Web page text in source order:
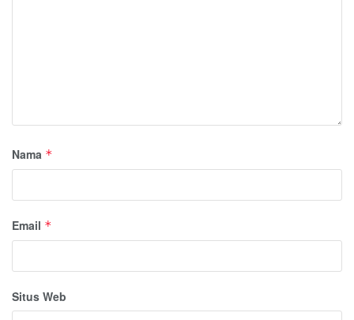
Nama *
Email *
Situs Web